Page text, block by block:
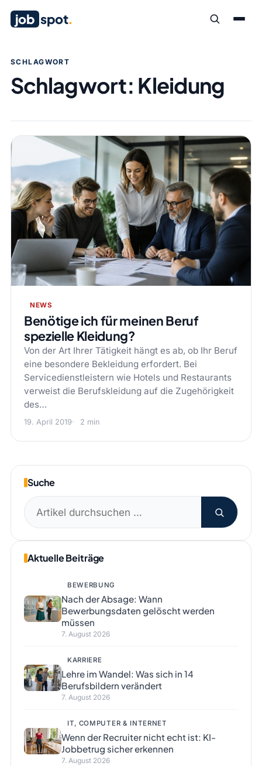
job spot.
SCHLAGWORT
Schlagwort: Kleidung
NEWS
Benötige ich für meinen Beruf
spezielle Kleidung?
Von der Art Ihrer Tätigkeit hängt es ab, ob Ihr Beruf
eine besondere Bekleidung erfordert. Bei
Servicedienstleistern wie Hotels und Restaurants
verweist die Berufskleidung auf die Zugehörigkeit
des…
19. April 2019 2 min
Suche
Suchen
nach:
Aktuelle Beiträge
BEWERBUNG
Nach der Absage: Wann
Bewerbungsdaten gelöscht werden
müssen
7. August 2026
KARRIERE
Lehre im Wandel: Was sich in 14
Berufsbildern verändert
7. August 2026
IT, COMPUTER & INTERNET
Wenn der Recruiter nicht echt ist: KI-
Jobbetrug sicher erkennen
7. August 2026